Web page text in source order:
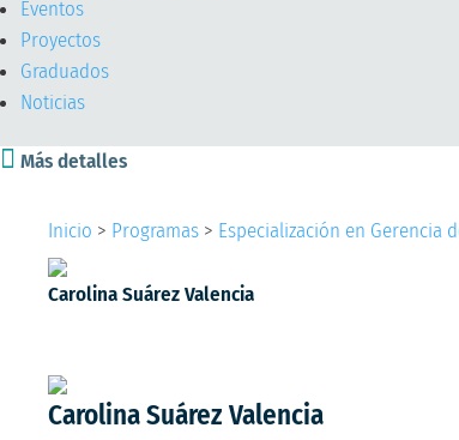
Eventos
Proyectos
Graduados
Noticias
 Más detalles
Inicio > Programas > Especialización en Gerencia
Carolina Suárez Valencia
Carolina Suárez Valencia